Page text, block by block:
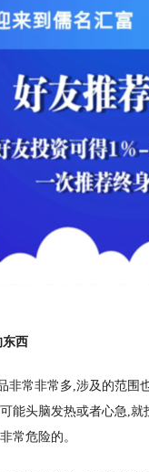
东西
非常非常多,涉及的范围
能头脑发热或者心急,就
常危险的。